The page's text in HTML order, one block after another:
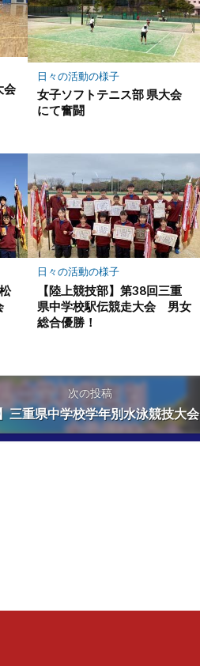
会
日々の活動の様子
女子ソフトテニス部 県大会
にて奮闘
日々の活動の様子
【陸上競技部】第38回三重
県中学校駅伝競走大会 男女
総合優勝！
次の投稿
三重県中学校学年別水泳競技大会